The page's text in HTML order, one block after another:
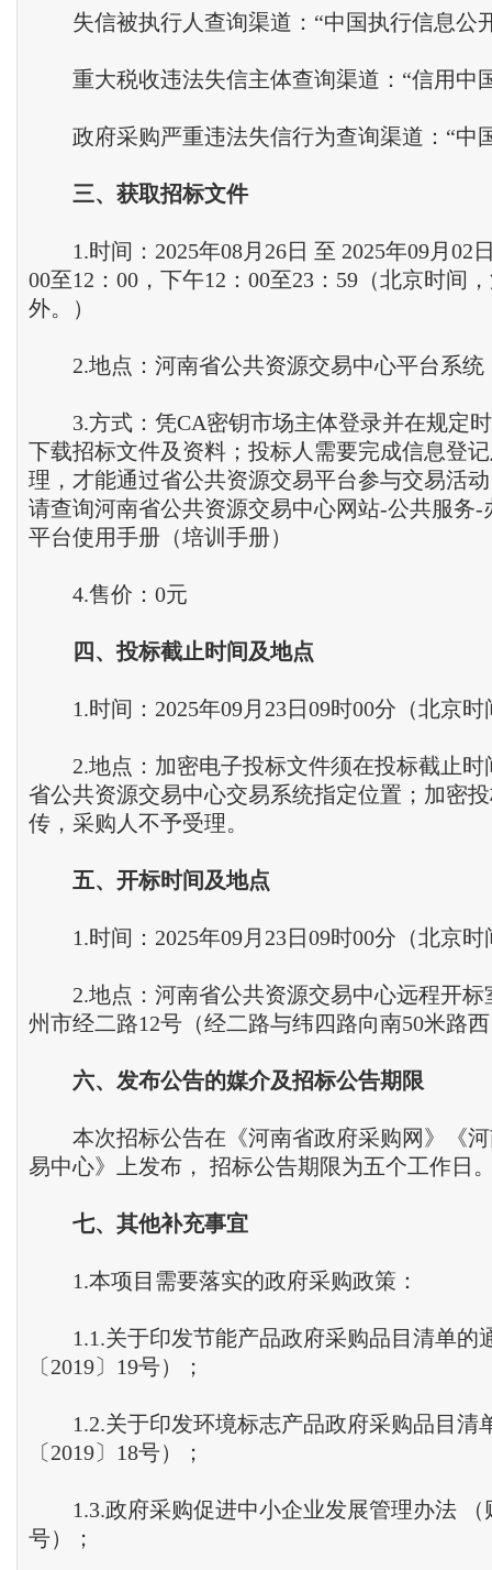
失信被执行人查询渠道：“中国执行信息公
重大税收违法失信主体查询渠道：“信用中
政府采购严重违法失信行为查询渠道：“中
三、获取招标文件
1.时间：2025年08月26日 至 2025年09月02
00至12：00，下午12：00至23：59（北京时间
外。）
2.地点：河南省公共资源交易中心平台系统
3.方式：凭CA密钥市场主体登录并在规定时
下载招标文件及资料；投标人需要完成信息登
理，才能通过省公共资源交易平台参与交易活
请查询河南省公共资源交易中心网站-公共服务-
平台使用手册（培训手册）
4.售价：0元
四、投标截止时间及地点
1.时间：2025年09月23日09时00分（北京时
2.地点：加密电子投标文件须在投标截止时
省公共资源交易中心交易系统指定位置；加密
传，采购人不予受理。
五、开标时间及地点
1.时间：2025年09月23日09时00分（北京时
2.地点：河南省公共资源交易中心远程开标
州市经二路12号（经二路与纬四路向南50米路
六、发布公告的媒介及招标公告期限
本次招标公告在《河南省政府采购网》《河
易中心》上发布， 招标公告期限为五个工作日
七、其他补充事宜
1.本项目需要落实的政府采购政策：
1.1.关于印发节能产品政府采购品目清单的
〔2019〕19号）；
1.2.关于印发环境标志产品政府采购品目清
〔2019〕18号）；
1.3.政府采购促进中小企业发展管理办法 （
号）；